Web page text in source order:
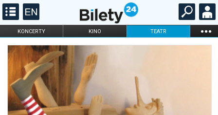
KONCERTY KINO TEATR ...
FILHARMONIA OPERA I BALET
DLA DZIECI
ONLINE